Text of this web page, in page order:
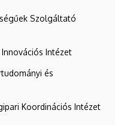
Szolgáltató
Intézet
és
Koordinációs Intézet